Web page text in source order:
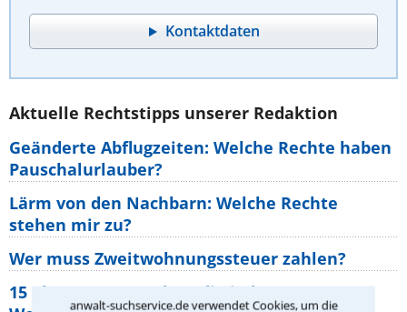
anwalt-suchservice.de verwendet Cookies, um die
Kontaktdaten
Aktuelle Rechtstipps unserer Redaktion
Geänderte Abflugzeiten: Welche Rechte haben
Pauschalurlauber?
Lärm von den Nachbarn: Welche Rechte
stehen mir zu?
Wer muss Zweitwohnungssteuer zahlen?
15 elementare Rechte, die jeder